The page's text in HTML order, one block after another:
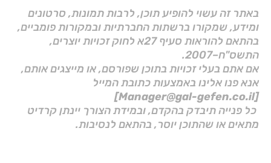
באתר זה עשוי להופיע תוכן, לרבות תמונות, סרטונים
ומידע, שמקורו ברשתות החברתיות ובמקורות פומביים,
בהתאם להוראות סעיף 27א לחוק זכויות יוצרים,
התשס"ח–2007.
אם אתם בעלי זכויות בתוכן שפורסם, או מייצגים אותם,
אנא פנו אלינו באמצעות כתובת המייל
[Manager@gal-gefen.co.il]
כל פנייה תיבדק בהקדם, ובמידת הצורך יינתן קרדיט
מתאים או שהתוכן יוסר, בהתאם לנסיבות.